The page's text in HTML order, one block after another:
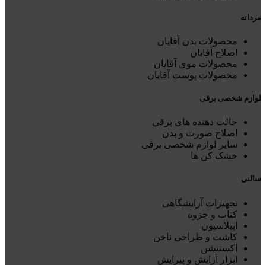
مردانه
محصولات بدن آقایان
اصلاح آقایان
محصولات موی آقایان
محصولات پوست آقایان
لوازم شخصی برقی
حالت دهنده های برقی
اصلاح صورت و بدن
سایر لوازم شخصی برقی
خشک کن ها
سالنی
تجهیزات آرایشگاهی
کتاب و جزوه
اپیلاسیون
کاشت و طراحی ناخن
اکستنشن
ابزار آرایش و پیرایش